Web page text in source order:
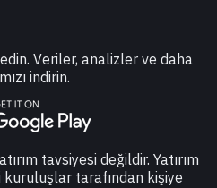
Veriler, analizler ve daha
indirin.
tavsiyesi değildir. Yatırım
kuruluşlar tarafından kişiye